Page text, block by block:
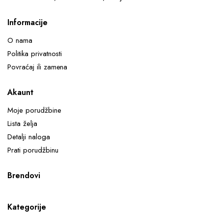
Informacije
O nama
Politika privatnosti
Povraćaj ili zamena
Akaunt
Moje porudžbine
Lista želja
Detalji naloga
Prati porudžbinu
Brendovi
Kategorije